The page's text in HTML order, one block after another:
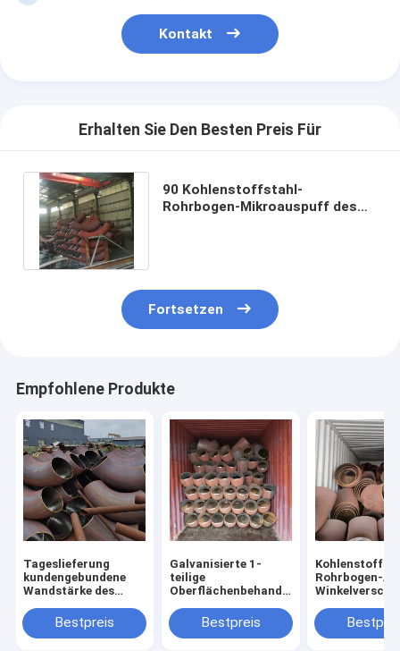
Kontakt
Erhalten Sie Den Besten Preis Für
90 Kohlenstoffstahl-
Rohrbogen-Mikroauspuff des
Fortsetzen
Empfohlene Produkte
Tageslieferung
kundengebundene
Wandstärke des
Ellbogen-
Verbindungsstück-
Bestpreis
Galvanisierte 1-
teilige
Oberflächenbehandlung
Kohlenstoffstahl-
Ellbogen-
Bestpreis
Rohrbogen-
System